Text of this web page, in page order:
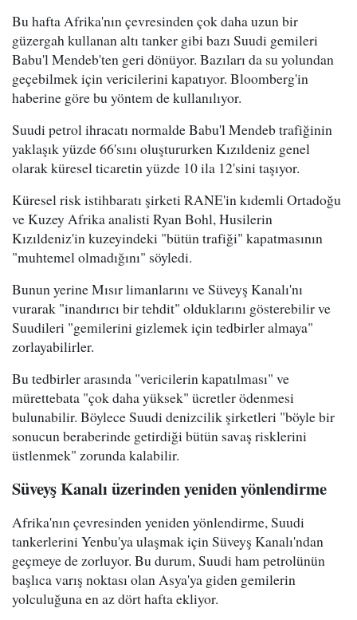
Bu hafta Afrika'nın çevresinden çok daha uzun bir
güzergah kullanan altı tanker gibi bazı Suudi gemileri
Babu'l Mendeb'ten geri dönüyor. Bazıları da su yolundan
geçebilmek için vericilerini kapatıyor. Bloomberg'in
haberine göre bu yöntem de kullanılıyor.
Suudi petrol ihracatı normalde Babu'l Mendeb trafiğinin
yaklaşık yüzde 66'sını oluştururken Kızıldeniz genel
olarak küresel ticaretin yüzde 10 ila 12'sini taşıyor.
Küresel risk istihbaratı şirketi RANE'in kıdemli Ortadoğu
ve Kuzey Afrika analisti Ryan Bohl, Husilerin
Kızıldeniz'in kuzeyindeki "bütün trafiği" kapatmasının
"muhtemel olmadığını" söyledi.
Bunun yerine Mısır limanlarını ve Süveyş Kanalı'nı
vurarak "inandırıcı bir tehdit" olduklarını gösterebilir ve
Suudileri "gemilerini gizlemek için tedbirler almaya"
zorlayabilirler.
Bu tedbirler arasında "vericilerin kapatılması" ve
mürettebata "çok daha yüksek" ücretler ödenmesi
bulunabilir. Böylece Suudi denizcilik şirketleri "böyle bir
sonucun beraberinde getirdiği bütün savaş risklerini
üstlenmek" zorunda kalabilir.
Süveyş Kanalı üzerinden yeniden yönlendirme
Afrika'nın çevresinden yeniden yönlendirme, Suudi
tankerlerini Yenbu'ya ulaşmak için Süveyş Kanalı'ndan
geçmeye de zorluyor. Bu durum, Suudi ham petrolünün
başlıca varış noktası olan Asya'ya giden gemilerin
yolculuğuna en az dört hafta ekliyor.